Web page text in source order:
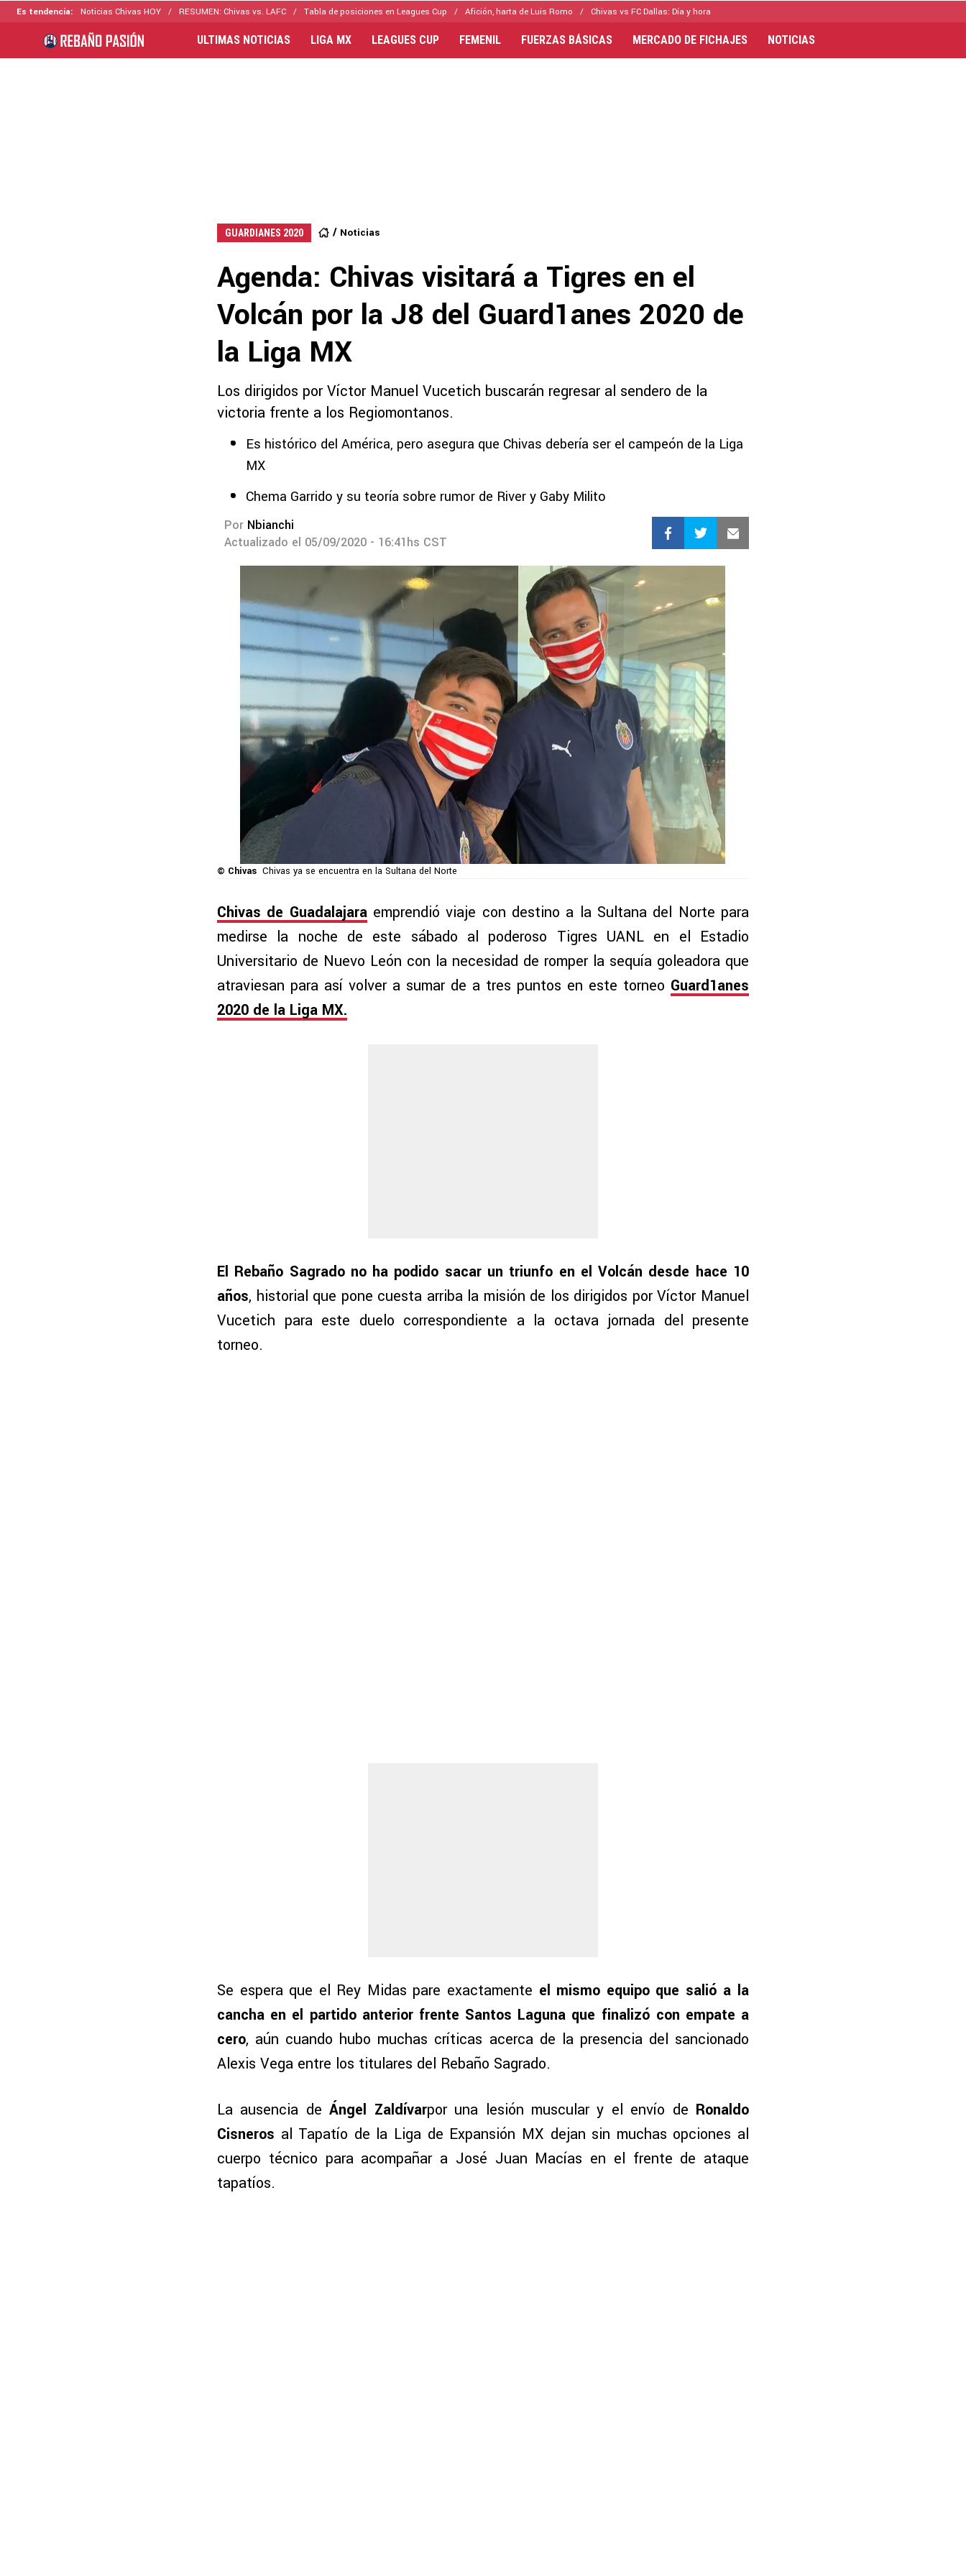
Es tendencia: Noticias Chivas HOY RESUMEN: Chivas vs. LAFC Tabla de posiciones en Leagues Cup Afición, harta de Luis Romo Chivas vs FC Dallas: Día y hora
ULTIMAS NOTICIAS LIGA MX LEAGUES CUP FEMENIL FUERZAS BÁSICAS MERCADO DE FICHAJES NOTICIAS
GUARDIANES 2020 Noticias
Agenda: Chivas visitará a Tigres en el
Volcán por la J8 del Guard1anes 2020 de
la Liga MX
Los dirigidos por Víctor Manuel Vucetich buscarán regresar al sendero de la
victoria frente a los Regiomontanos.
Es histórico del América, pero asegura que Chivas debería ser el campeón de la Liga
MX
Chema Garrido y su teoría sobre rumor de River y Gaby Milito
Por Nbianchi
Actualizado el 05/09/2020 - 16:41hs CST
© Chivas Chivas ya se encuentra en la Sultana del Norte
Chivas de Guadalajaraemprendió viaje con destino a la Sultana del Norte para
medirse la noche de este sábado al poderoso Tigres UANL en el Estadio
Universitario de Nuevo León con la necesidad de romper la sequía goleadora que
atraviesan para así volver a sumar de a tres puntos en este torneo Guard1anes
2020 de la Liga MX.
El Rebaño Sagrado no ha podido sacar un triunfo en el Volcán desde hace 10
años, historial que pone cuesta arriba la misión de los dirigidos por Víctor Manuel
Vucetich para este duelo correspondiente a la octava jornada del presente
torneo.
Se espera que el Rey Midas pare exactamente el mismo equipo que salió a la
cancha en el partido anterior frente Santos Laguna que finalizó con empate a
cero, aún cuando hubo muchas críticas acerca de la presencia del sancionado
Alexis Vega entre los titulares del Rebaño Sagrado.
La ausencia deÁngel Zaldívarpor una lesión muscular y el envío de Ronaldo
Cisneros al Tapatío de la Liga de Expansión MX dejan sin muchas opciones al
cuerpo técnico para acompañar a José Juan Macías en el frente de ataque
tapatíos.